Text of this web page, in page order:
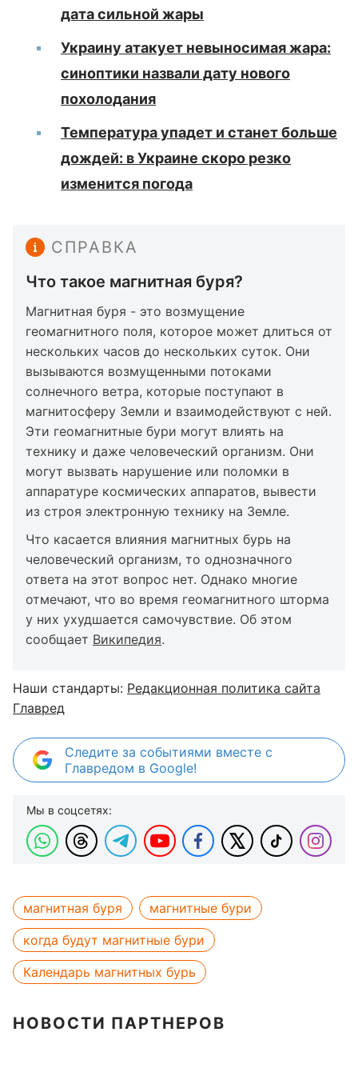
дата сильной жары
Украину атакует невыносимая жара:
синоптики назвали дату нового
похолодания
Температура упадет и станет больше
дождей: в Украине скоро резко
изменится погода
СПРАВКА
Что такое магнитная буря?
Магнитная буря - это возмущение
геомагнитного поля, которое может длиться от
нескольких часов до нескольких суток. Они
вызываются возмущенными потоками
солнечного ветра, которые поступают в
магнитосферу Земли и взаимодействуют с ней.
Эти геомагнитные бури могут влиять на
технику и даже человеческий организм. Они
могут вызвать нарушение или поломки в
аппаратуре космических аппаратов, вывести
из строя электронную технику на Земле.
Что касается влияния магнитных бурь на
человеческий организм, то однозначного
ответа на этот вопрос нет. Однако многие
отмечают, что во время геомагнитного шторма
у них ухудшается самочувствие. Об этом
сообщает Википедия.
Наши стандарты: Редакционная политика сайта
Главред
Следите за событиями вместе с
Главредом в Google!
Мы в соцсетях:
магнитная буря
магнитные бури
когда будут магнитные бури
Календарь магнитных бурь
НОВОСТИ ПАРТНЕРОВ